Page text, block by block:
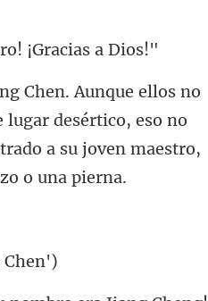
lugar desértico, eso no